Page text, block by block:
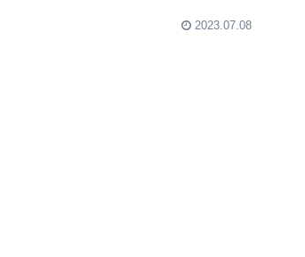
2023.07.08